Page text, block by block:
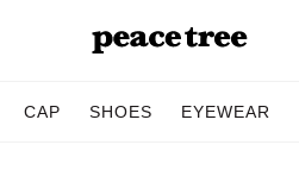
CAP SHOES EYEWEAR